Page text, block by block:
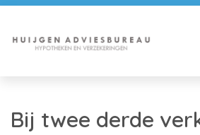
Bij twee derde